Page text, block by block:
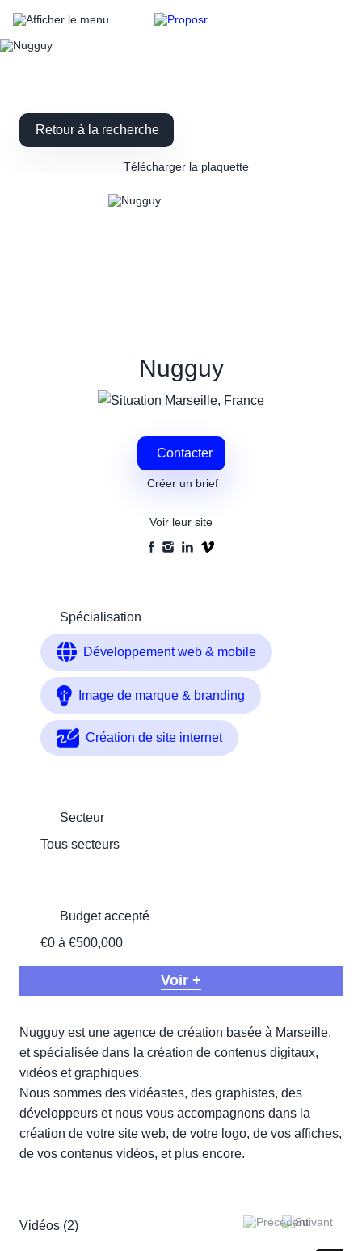
Retour à la recherche
Télécharger la plaquette
Nugguy
Marseille, France
Contacter
Créer un brief
Voir leur site
Spécialisation
Développement web & mobile
Image de marque & branding
Création de site internet
Secteur
Tous secteurs
Budget accepté
€0 à €500,000
Voir +
Nugguy est une agence de création basée à Marseille,
et spécialisée dans la création de contenus digitaux,
vidéos et graphiques.
Nous sommes des vidéastes, des graphistes, des
développeurs et nous vous accompagnons dans la
création de votre site web, de votre logo, de vos affiches,
de vos contenus vidéos, et plus encore.
Vidéos (2)